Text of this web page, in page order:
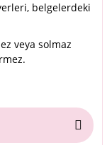
belgelerdeki
veya solmaz